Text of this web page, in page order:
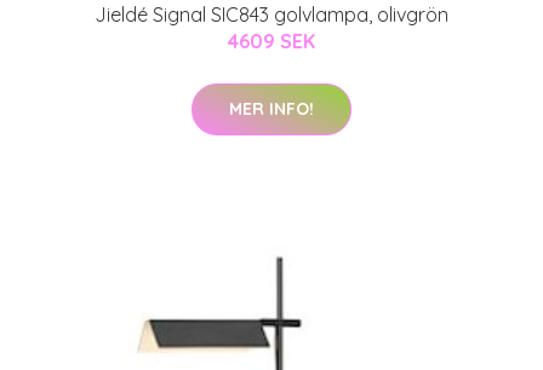
Jieldé Signal SIC843 golvlampa, olivgrön
4609 SEK
MER INFO!